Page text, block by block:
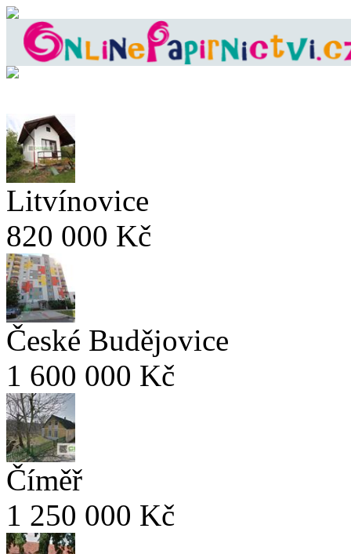
Litvínovice
820 000 Kč
České Budějovice
1 600 000 Kč
Číměř
1 250 000 Kč